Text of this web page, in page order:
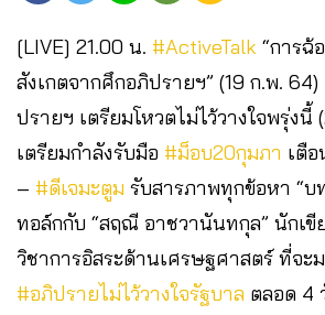
[LIVE] 21.00 น. #ActiveTalk “การ
สังเกตจากศึกอภิปรายฯ” (19 ก.พ.
ปรายฯ เตรียมโหวตไม่ไว้วางใจพรุ่งนี้
เตรียมกำลังรับมือ #ม็อบ20กุมภา เตื
– #ดีเจมะตูม รับสารภาพทุกข้อหา “บ
ทอล์กกับ “สฤณี อาชวานันทกุล” นักเ
วิชาการอิสระด้านเศรษฐศาสตร์ ที่จะ
#อภิปรายไม่ไว้วางใจรัฐบาล ตลอด 4